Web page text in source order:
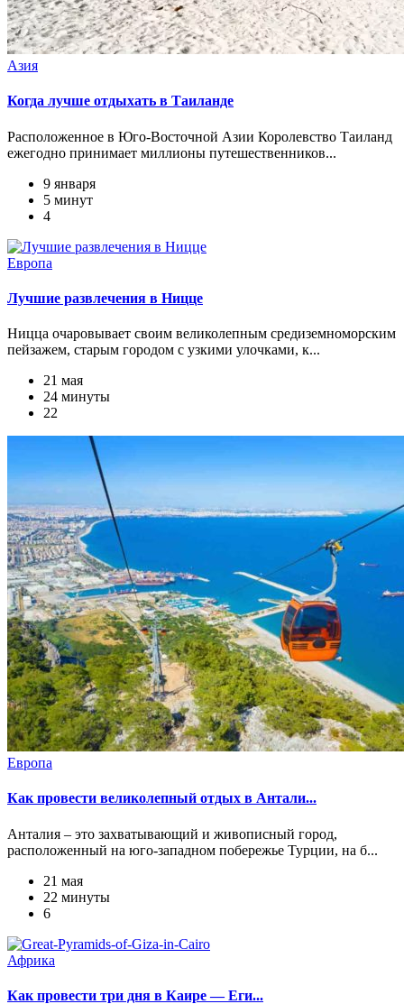
Азия
Когда лучше отдыхать в Таиланде
Расположенное в Юго-Восточной Азии Королевство Таиланд
ежегодно принимает миллионы путешественников...
9 января
5 минут
4
Европа
Лучшие развлечения в Ницце
Ницца очаровывает своим великолепным средиземноморским
пейзажем, старым городом с узкими улочками, к...
21 мая
24 минуты
22
Европа
Как провести великолепный отдых в Антали...
Анталия – это захватывающий и живописный город,
расположенный на юго-западном побережье Турции, на б...
21 мая
22 минуты
6
Африка
Как провести три дня в Каире — Еги...